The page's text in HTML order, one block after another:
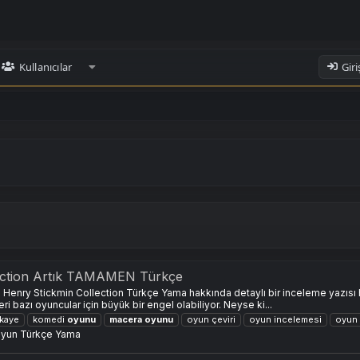
Kullanıcılar
Artık TAMAMEN Türkçe
Stickmin Collection Türkçe Yama hakkında detaylı bir inceleme
bazı oyuncular için büyük bir engel olabiliyor. Neyse ki...
komedi oyunu macera oyunu oyun çeviri oyun incelemesi oyun
Türkçe Yama